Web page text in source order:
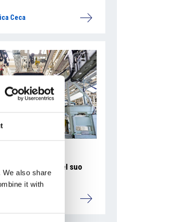
We also share
it with
Ceca
la produzione del suo
Ceca